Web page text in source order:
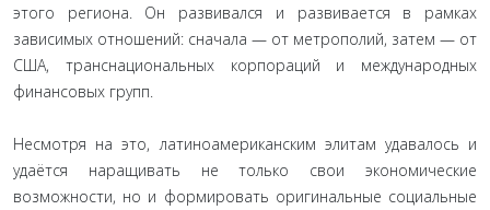
этого региона. Он развивался и развивается в рамках
зависимых отношений: сначала — от метрополий, затем — от
США, транснациональных корпораций и международных
финансовых групп.
Несмотря на это, латиноамериканским элитам удавалось и
удаётся наращивать не только свои экономические
возможности, но и формировать оригинальные социальные